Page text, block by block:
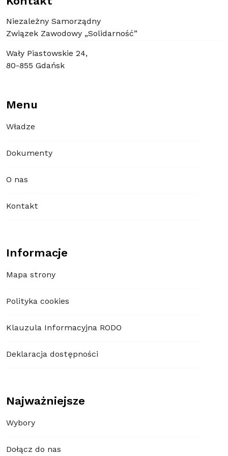
Niezależny Samorządny
Związek Zawodowy „Solidarność”
Wały Piastowskie 24,
80-855 Gdańsk
Menu
Władze
Dokumenty
O nas
Kontakt
Informacje
Mapa strony
Polityka cookies
Klauzula Informacyjna RODO
Deklaracja dostępności
Najważniejsze
Wybory
Dołącz do nas